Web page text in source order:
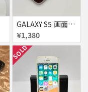
GALAXY S5 画面焼け docomo SC-04F
¥1,380
SOLD